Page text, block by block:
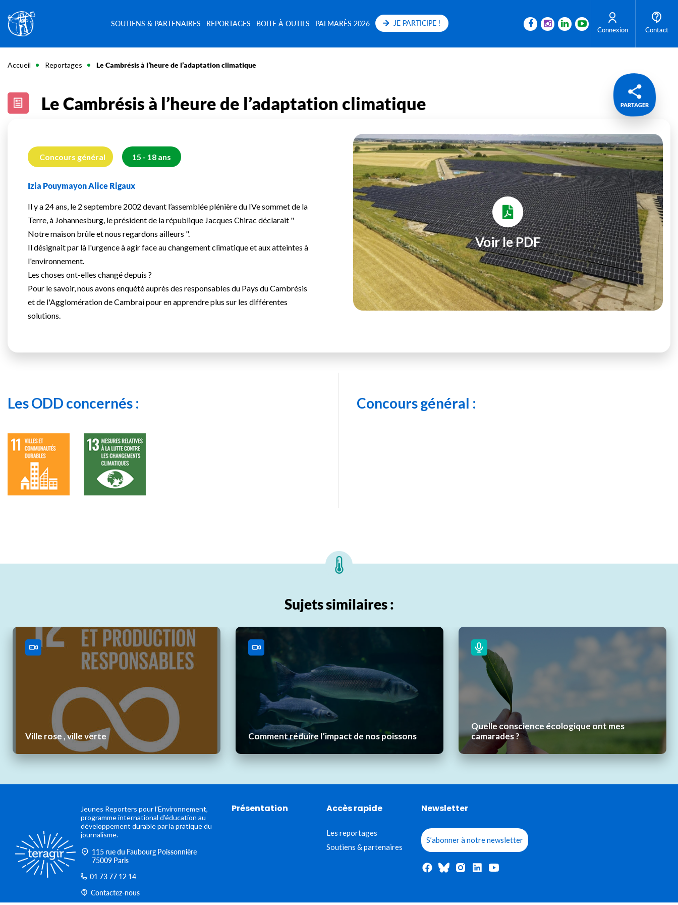
SOUTIENS & PARTENAIRES REPORTAGES BOITE À OUTILS PALMARÈS 2026 JE PARTICIPE !
Connexion Contact
Accueil Reportages Le Cambrésis à l’heure de l’adaptation climatique
PARTAGER
Le Cambrésis à l’heure de l’adaptation climatique
Concours général 15 - 18 ans
Izia Pouymayon Alice Rigaux
Il y a 24 ans, le 2 septembre 2002 devant l’assemblée plénière du IVe sommet de la
Terre, à Johannesburg, le président de la république Jacques Chirac déclarait "
Notre maison brûle et nous regardons ailleurs ".
Il désignait par là l'urgence à agir face au changement climatique et aux atteintes à
l'environnement.
Les choses ont-elles changé depuis ?
Pour le savoir, nous avons enquété auprès des responsables du Pays du Cambrésis
et de l'Agglomération de Cambrai pour en apprendre plus sur les différentes
solutions.
Voir le PDF
Les ODD concernés : Concours général :
Sujets similaires :
Ville rose , ville verte Comment réduire l’impact de nos poissons
Quelle conscience écologique ont mes
camarades ?
Jeunes Reporters pour l’Environnement,
programme international d’éducation au
développement durable par la pratique du
journalisme.
115 rue du Faubourg Poissonnière
75009 Paris
01 73 77 12 14
Contactez-nous
Présentation Accès rapide
Les reportages
Soutiens & partenaires
Newsletter
S’abonner à notre newsletter